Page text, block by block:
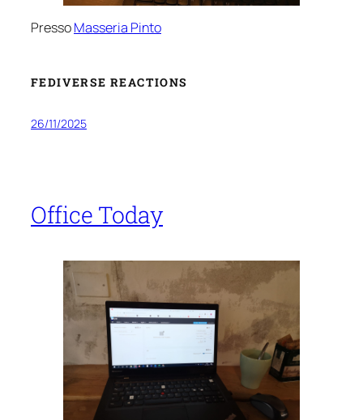
PressoMasseria Pinto
FEDIVERSE REACTIONS
26/11/2025
Office Today